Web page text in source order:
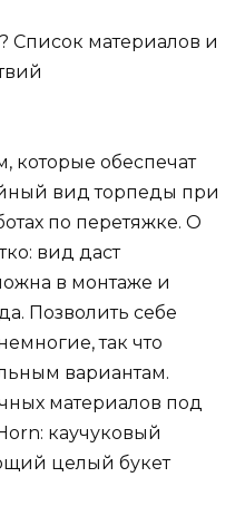
которые обеспечат
вид торпеды при
по перетяжке. О
вид даст
в монтаже и
Позволить себе
так что
вариантам.
материалов под
каучуковый
целый букет